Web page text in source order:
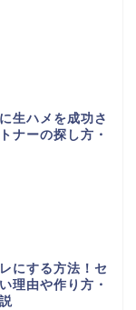
生ハメを成功さ
ナーの探し方・
にする方法！セ
理由や作り方・